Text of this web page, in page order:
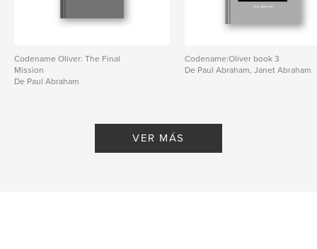
Codename Oliver: The Final
Mission
De Paul Abraham
Codename:Oliver book 3
De Paul Abraham, Janet Abraham
VER MÁS